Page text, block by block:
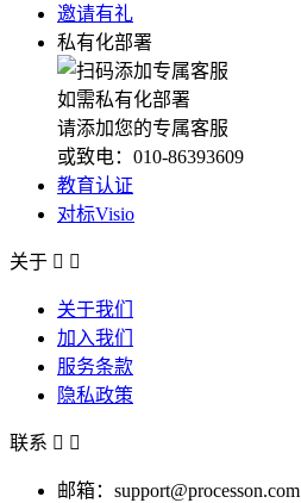
邀请有礼
私有化部署
如需私有化部署
请添加您的专属客服
或致电：010-86393609
教育认证
对标Visio
关于  
关于我们
加入我们
服务条款
隐私政策
联系  
邮箱：support@processon.com